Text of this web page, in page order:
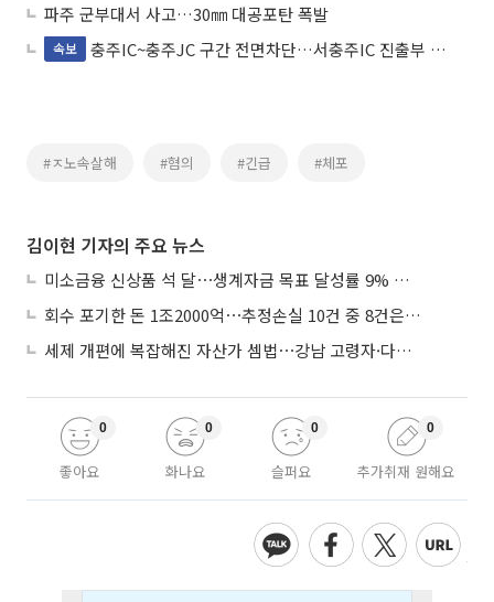
파주 군부대서 사고…30㎜ 대공포탄 폭발
속보 충주IC~충주JC 구간 전면차단…서충주IC 진출부 차량 화재
#ㅈ노속살해 #혐의 #긴급 #체포
김이현 기자의 주요 뉴스
미소금융 신상품 석 달⋯생계자금 목표 달성률 9% 그쳐
회수 포기한 돈 1조2000억⋯추정손실 10건 중 8건은 기업대출
세제 개편에 복잡해진 자산가 셈법⋯강남 고령자·다주택자 ‘자산재편 고심’
좋아요
0
화나요
0
슬퍼요
0
추가취재 원해요
0